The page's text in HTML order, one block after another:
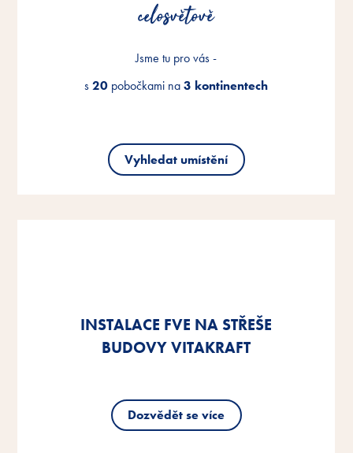
celosvětově
Jsme tu pro vás -
s20 pobočkami na3 kontinentech
Vyhledat umístění
celosvětově
Jsme tu pro vás -
s20 pobočkami na3 kontinentech
Vyhledat umístění
celosvětově
Jsme tu pro vás -
s20 pobočkami na3 kontinentech
Vyhledat umístění
INSTALACE FVE NA STŘEŠE
BUDOVY VITAKRAFT
Dozvědět se více
INSTALACE FVE NA STŘEŠE
BUDOVY VITAKRAFT
Dozvědět se více
INSTALACE FVE NA STŘEŠE
BUDOVY VITAKRAFT
Dozvědět se více